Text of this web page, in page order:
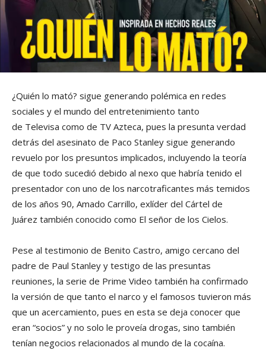
¿Quién lo mató? sigue generando polémica en redes
sociales y el mundo del entretenimiento tanto
de Televisa como de TV Azteca, pues la presunta verdad
detrás del asesinato de Paco Stanley sigue generando
revuelo por los presuntos implicados, incluyendo la teoría
de que todo sucedió debido al nexo que habría tenido el
presentador con uno de los narcotraficantes más temidos
de los años 90, Amado Carrillo, exlíder del Cártel de
Juárez también conocido como El señor de los Cielos.
Pese al testimonio de Benito Castro, amigo cercano del
padre de Paul Stanley y testigo de las presuntas
reuniones, la serie de Prime Video también ha confirmado
la versión de que tanto el narco y el famosos tuvieron más
que un acercamiento, pues en esta se deja conocer que
eran “socios” y no solo le proveía drogas, sino también
tenían negocios relacionados al mundo de la cocaína.